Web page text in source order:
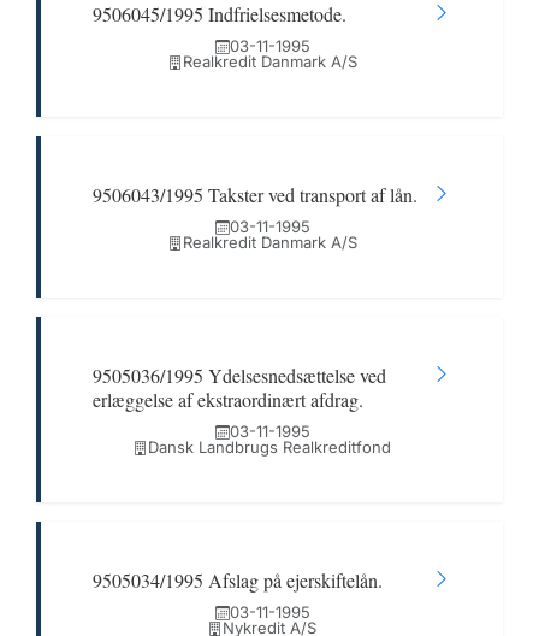
9506045/1995 Indfrielsesmetode.
03-11-1995
Realkredit Danmark A/S
9506043/1995 Takster ved transport af lån.
03-11-1995
Realkredit Danmark A/S
9505036/1995 Ydelsesnedsættelse ved
erlæggelse af ekstraordinært afdrag.
03-11-1995
Dansk Landbrugs Realkreditfond
9505034/1995 Afslag på ejerskiftelån.
03-11-1995
Nykredit A/S